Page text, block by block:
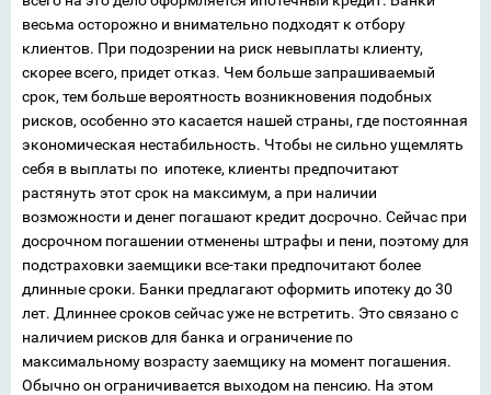
весьма осторожно и внимательно подходят к отбору
клиентов. При подозрении на риск невыплаты клиенту,
скорее всего, придет отказ. Чем больше запрашиваемый
срок, тем больше вероятность возникновения подобных
рисков, особенно это касается нашей страны, где постоянная
экономическая нестабильность. Чтобы не сильно ущемлять
себя в выплаты по ипотеке, клиенты предпочитают
растянуть этот срок на максимум, а при наличии
возможности и денег погашают кредит досрочно. Сейчас при
досрочном погашении отменены штрафы и пени, поэтому для
подстраховки заемщики все-таки предпочитают более
длинные сроки. Банки предлагают оформить ипотеку до 30
лет. Длиннее сроков сейчас уже не встретить. Это связано с
наличием рисков для банка и ограничение по
максимальному возрасту заемщику на момент погашения.
Обычно он ограничивается выходом на пенсию. На этом